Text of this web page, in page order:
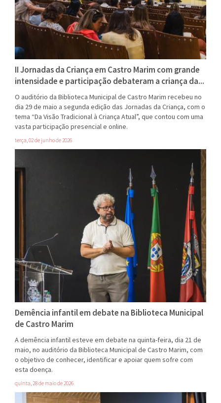
II Jornadas da Criança em Castro Marim com grande
intensidade e participação debateram a criança da...
O auditório da Biblioteca Municipal de Castro Marim recebeu no
dia 29 de maio a segunda edição das Jornadas da Criança, com o
tema “Da Visão Tradicional à Criança Atual”, que contou com uma
vasta participação presencial e online.
terça, 02 de junho de 2026
Demência infantil em debate na Biblioteca Municipal
de Castro Marim
A demência infantil esteve em debate na quinta-feira, dia 21 de
maio, no auditório da Biblioteca Municipal de Castro Marim, com
o objetivo de conhecer, identificar e apoiar quem sofre com
esta doença.
quinta, 28 de maio de 2026